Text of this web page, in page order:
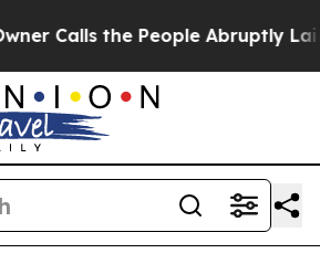
the People Abruptly Laid off